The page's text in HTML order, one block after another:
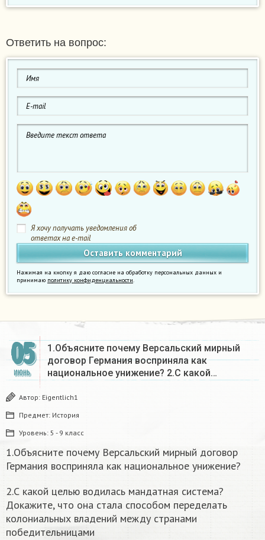
Ответить на вопрос:
Я хочу получать уведомления об
ответах на e-mail
Нажимая на кнопку я даю согласие на обработку персональных данных и
принимаю политику конфиденциальности.
05
ИЮНЬ
1.Объясните почему Версальский мирный
договор Германия восприняла как
национальное унижение? 2.С какой…
Автор: Eigentlich1
Предмет: История
Уровень: 5 - 9 класс
1.Объясните почему Версальский мирный договор
Германия восприняла как национальное унижение?
2.С какой целью водилась мандатная система?
Докажите, что она стала способом переделать
колониальных владений между странами
победительницами